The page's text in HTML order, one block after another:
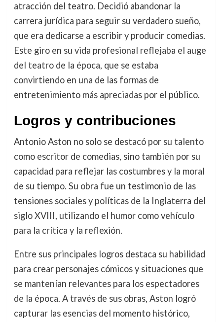
atracción del teatro. Decidió abandonar la
carrera jurídica para seguir su verdadero sueño,
que era dedicarse a escribir y producir comedias.
Este giro en su vida profesional reflejaba el auge
del teatro de la época, que se estaba
convirtiendo en una de las formas de
entretenimiento más apreciadas por el público.
Logros y contribuciones
Antonio Aston no solo se destacó por su talento
como escritor de comedias, sino también por su
capacidad para reflejar las costumbres y la moral
de su tiempo. Su obra fue un testimonio de las
tensiones sociales y políticas de la Inglaterra del
siglo XVIII, utilizando el humor como vehículo
para la crítica y la reflexión.
Entre sus principales logros destaca su habilidad
para crear personajes cómicos y situaciones que
se mantenían relevantes para los espectadores
de la época. A través de sus obras, Aston logró
capturar las esencias del momento histórico,